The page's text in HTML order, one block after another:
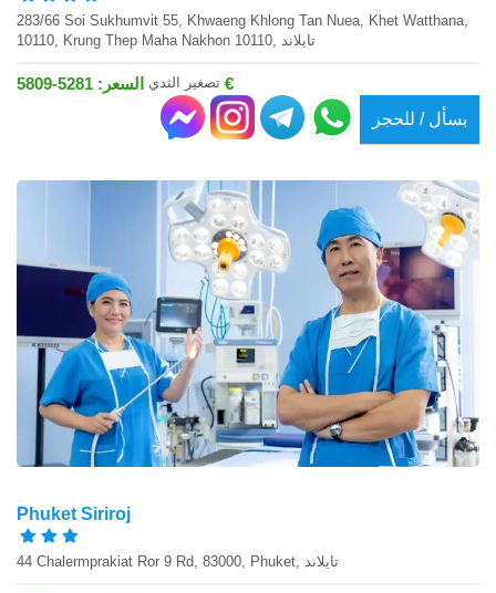
283/66 Soi Sukhumvit 55, Khwaeng Khlong Tan Nuea, Khet Watthana,
10110, Krung Thep Maha Nakhon 10110, تايلاند
تصغير الثدي السعر: 5281-5809 €
بسأل / للحجز
Phuket Siriroj
44 Chalermprakiat Ror 9 Rd, 83000, Phuket, تايلاند